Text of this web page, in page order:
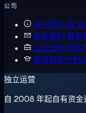
公司
关于我们 自
联系我们 联系
企业合作计划
教育机构计划
独立运营
自 2008 年起自有资金